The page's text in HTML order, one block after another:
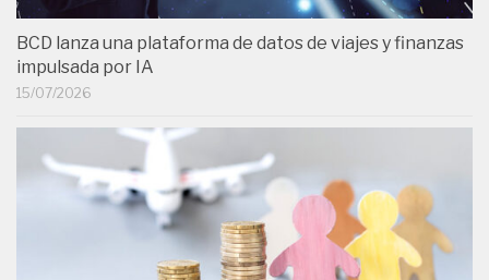
BCD lanza una plataforma de datos de viajes y finanzas
impulsada por IA
15/07/2026